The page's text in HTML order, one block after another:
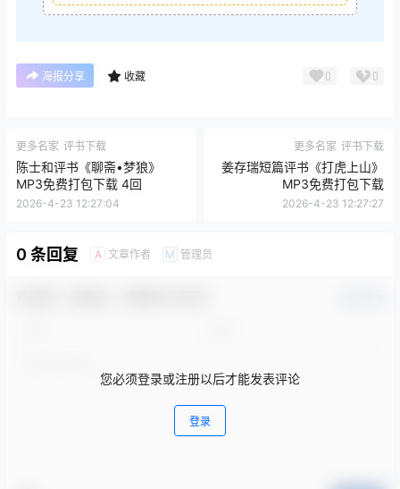
海报分享 收藏 0 0
更多名家 评书下载
陈士和评书《聊斋•梦狼》
MP3免费打包下载 4回
2026-4-23 12:27:04
更多名家 评书下载
姜存瑞短篇评书《打虎上山》
MP3免费打包下载
2026-4-23 12:27:27
0 条回复 A 文章作者 M 管理员
您必须登录或注册以后才能发表评论
登录